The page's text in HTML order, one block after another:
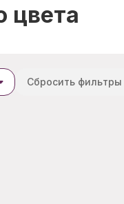
цвета
Сбросить фильтры